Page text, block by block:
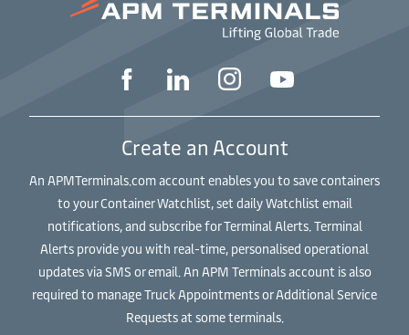
Create an Account
An APMTerminals.com account enables you to save containers
to your Container Watchlist, set daily Watchlist email
notifications, and subscribe for Terminal Alerts. Terminal
Alerts provide you with real-time, personalised operational
updates via SMS or email. An APM Terminals account is also
required to manage Truck Appointments or Additional Service
Requests at some terminals.